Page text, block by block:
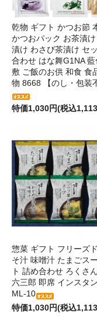
乾物 ギフト かつお節
かつおパック お茶漬
漬け わさび茶漬け セ
合わせ はな舞G1NA 藍
敷 ご飯のお供 和食 食
物 8668 【のし・包装
特価1,030円(税込
惣菜 ギフト フリーズ
そ汁 味噌汁 たまごス
ト 詰め合わせ ろくさ
六三郎 即席 インスタ
ML-10
特価1,030円(税込